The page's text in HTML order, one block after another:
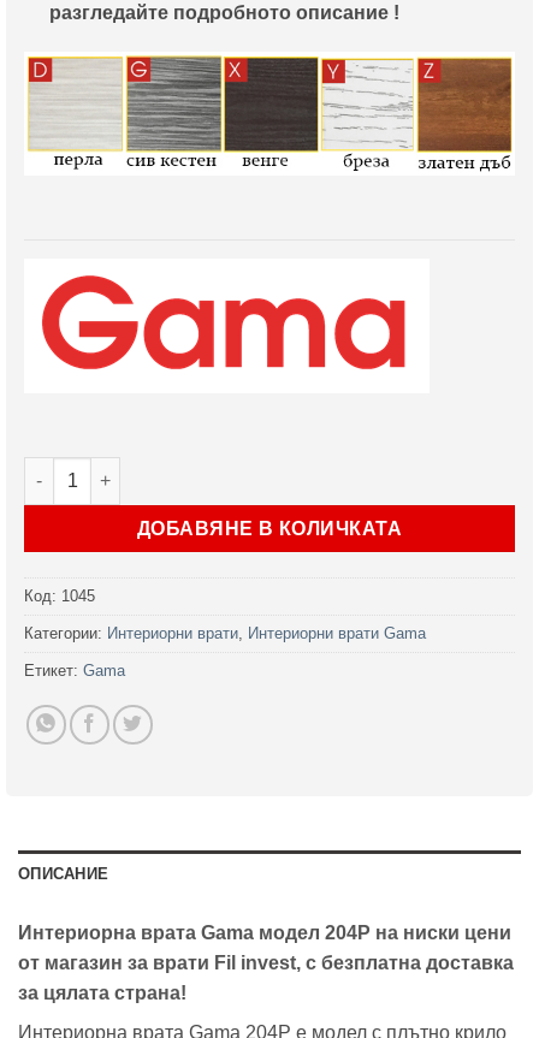
разгледайте подробното описание !
количество за Интериорна врата Gama модел 204P в 5
ДОБАВЯНЕ В КОЛИЧКАТА
Код: 1045
Категории: Интериорни врати Интериорни врати Gama
Етикет: Gama
ОПИСАНИЕ
Интериорна врата Gama модел 204P на ниски цени
от магазин за врати Fil invest, с безплатна доставка
за цялата страна!
Интериорна врата Gama 204P е модел с плътно крило